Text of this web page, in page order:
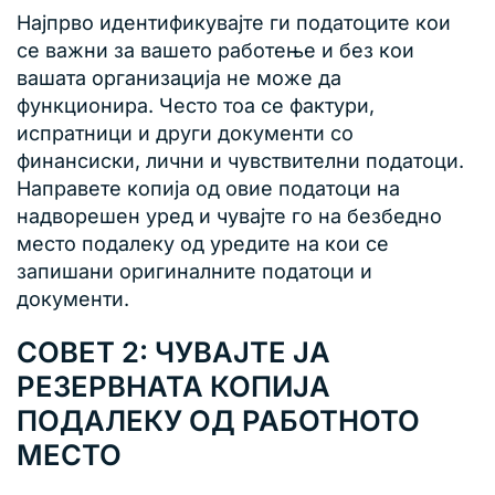
Најпрво идентификувајте ги податоците кои
се важни за вашето работење и без кои
вашата организација не може да
функционира. Често тоа се фактури,
испратници и други документи со
финансиски, лични и чувствителни податоци.
Направете копија од овие податоци на
надворешен уред и чувајте го на безбедно
место подалеку од уредите на кои се
запишани оригиналните податоци и
документи.
СОВЕТ 2: ЧУВАЈТЕ ЈА
РЕЗЕРВНАТА КОПИЈА
ПОДАЛЕКУ ОД РАБОТНОТО
МЕСТО